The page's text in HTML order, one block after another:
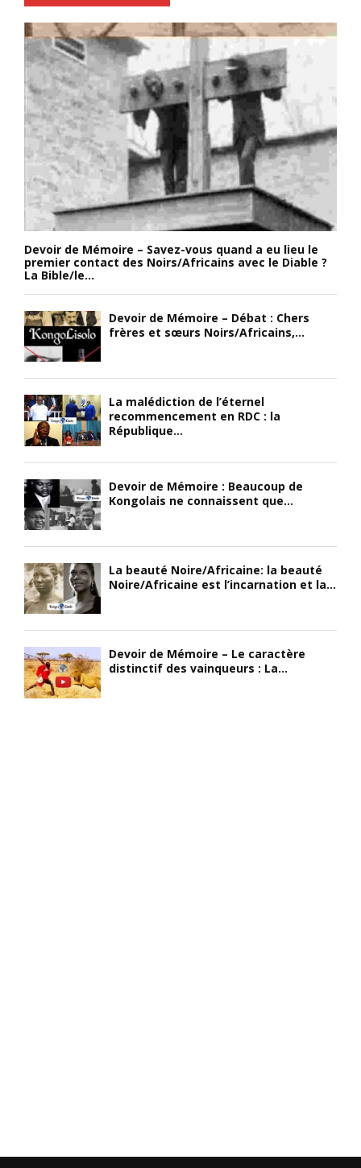
Devoir de Mémoire – Savez-vous quand a eu lieu le
premier contact des Noirs/Africains avec le Diable ?
La Bible/le...
Devoir de Mémoire – Débat : Chers
frères et sœurs Noirs/Africains,...
La malédiction de l’éternel
recommencement en RDC : la
République...
Devoir de Mémoire : Beaucoup de
Kongolais ne connaissent que...
La beauté Noire/Africaine: la beauté
Noire/Africaine est l’incarnation et la...
Devoir de Mémoire – Le caractère
distinctif des vainqueurs : La...